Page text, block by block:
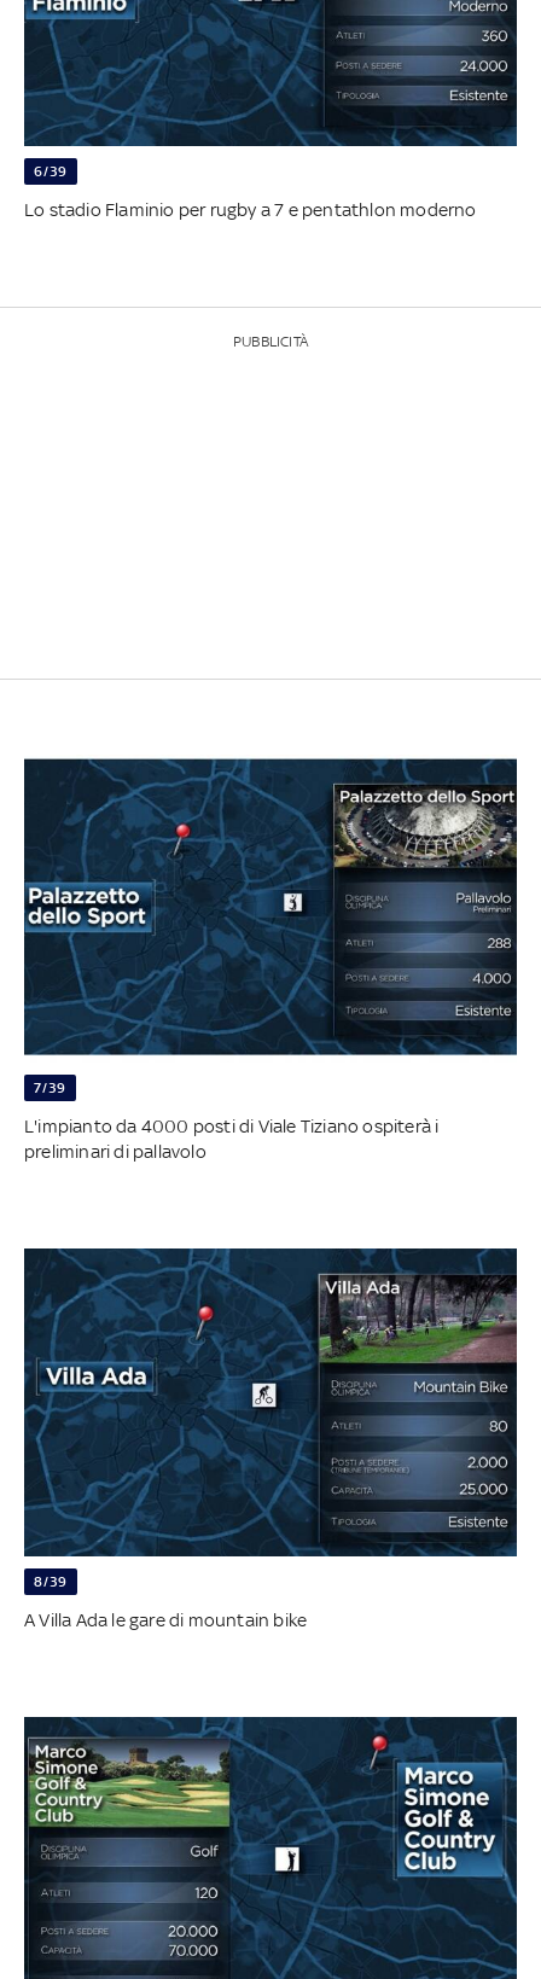
6/39
Lo stadio Flaminio per rugby a 7 e pentathlon moderno
PUBBLICITÀ
7/39
L'impianto da 4000 posti di Viale Tiziano ospiterà i
preliminari di pallavolo
8/39
A Villa Ada le gare di mountain bike